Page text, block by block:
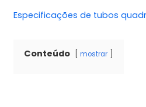
Especificações de tubos
Conteúdo mostrar